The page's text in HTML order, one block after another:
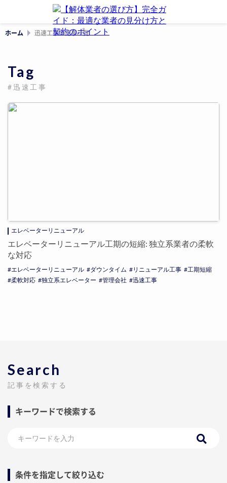
ホーム 迅速工事の記事一覧
Tag
#迅速工事
エレベーターリニューアル
エレベーターリニューアル工期の短縮: 独立系業者の柔軟
な対応
エレベーターリニューアル ダウンタイム リニューアル工事
工期短縮
柔軟対応
独立系エレベーター 管理会社 迅速工事
Search
記事を検索する
キーワードで検索する
条件を指定して絞り込む